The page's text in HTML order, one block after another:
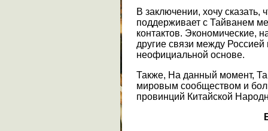
В заключении, хочу
поддерживает с Тайванем
контактов. Экономические,
другие связи между
неофициальной основе.
Также, На данный момент,
мировым сообществом и
провинций Китайской